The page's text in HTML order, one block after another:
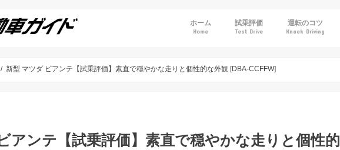
ホーム
Home
試乗評価
Test Drive
運転のコツ
Knack Driving
新型 マツダ ビアンテ【試乗評価】素直で穏やかな走りと個性的な外観 [DBA-CCFFW]
アンテ【試乗評価】素直で穏やかな走りと個性的